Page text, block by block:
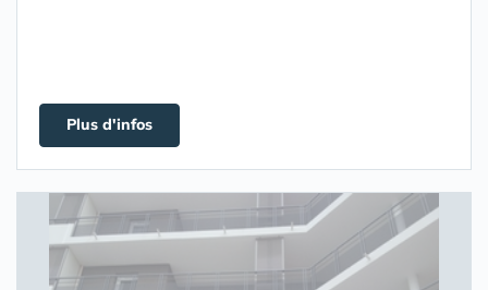
Plus d'infos